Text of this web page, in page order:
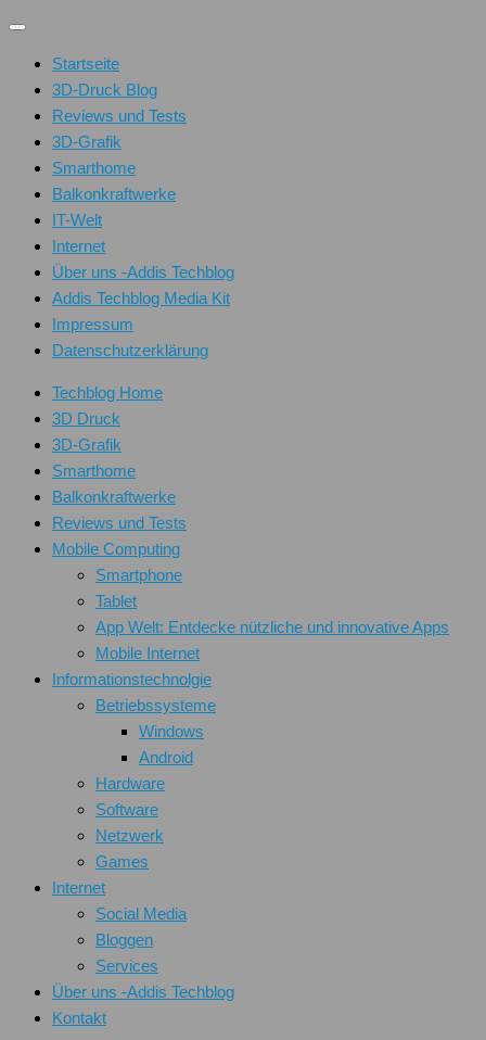
Unter
Inhalt
Startseite
3D-Druck Blog
Reviews und Tests
3D-Grafik
Smarthome
Balkonkraftwerke
IT-Welt
Internet
Über uns -Addis Techblog
Addis Techblog Media Kit
Impressum
Datenschutzerklärung
Techblog Home
3D Druck
3D-Grafik
Smarthome
Balkonkraftwerke
Reviews und Tests
Mobile Computing
Smartphone
Tablet
App Welt: Entdecke nützliche und innovative Apps
Mobile Internet
Informationstechnolgie
Betriebssysteme
Windows
Android
Hardware
Software
Netzwerk
Games
Internet
Social Media
Bloggen
Services
Über uns -Addis Techblog
Kontakt